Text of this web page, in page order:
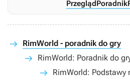
PrzeglądPoradnik
RimWorld - poradnik do gry
RimWorld: Poradnik do
RimWorld: Podstawy